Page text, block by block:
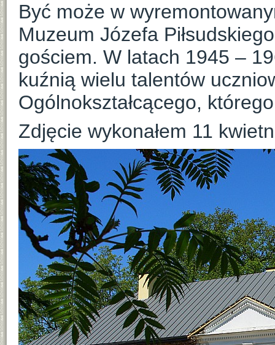
Być może w
Muzeum Józefa
gościem. W latach 1945 –
kuźnią wielu talentów
Ogólnokształcącego,
Zdjęcie wykonałem 11